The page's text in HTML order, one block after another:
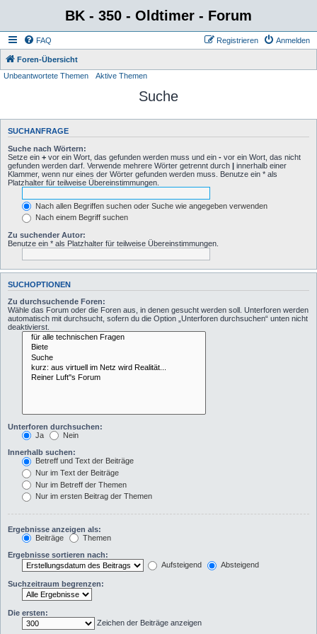
BK - 350 - Oldtimer - Forum
FAQ Anmelden
Registrieren
Foren-Übersicht
Unbeantwortete Themen
Aktive Themen
Suche
SUCHANFRAGE
Suche nach Wörtern:
Setze ein + vor ein Wort, das gefunden werden muss und ein - vor ein Wort, das nicht
gefunden werden darf. Verwende mehrere Wörter getrennt durch | innerhalb einer
Klammer, wenn nur eines der Wörter gefunden werden muss. Benutze ein * als
Platzhalter für teilweise Übereinstimmungen.
Nach allen Begriffen suchen oder Suche wie angegeben verwenden
Nach einem Begriff suchen
Zu suchender Autor:
Benutze ein * als Platzhalter für teilweise Übereinstimmungen.
SUCHOPTIONEN
Zu durchsuchende Foren:
Wähle das Forum oder die Foren aus, in denen gesucht werden soll. Unterforen werden
automatisch mit durchsucht, sofern du die Option „Unterforen durchsuchen“ unten nicht
deaktivierst.
Unterforen durchsuchen:
Ja
Nein
Innerhalb suchen:
Betreff und Text der Beiträge
Nur im Text der Beiträge
Nur im Betreff der Themen
Nur im ersten Beitrag der Themen
Ergebnisse anzeigen als:
Beiträge
Themen
Ergebnisse sortieren nach:
Aufsteigend
Absteigend
Suchzeitraum begrenzen:
Die ersten:
Zeichen der Beiträge anzeigen